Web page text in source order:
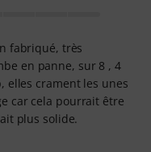
fabriqué, très
en panne, sur 8 , 4
elles crament les unes
car cela pourrait être
plus solide.